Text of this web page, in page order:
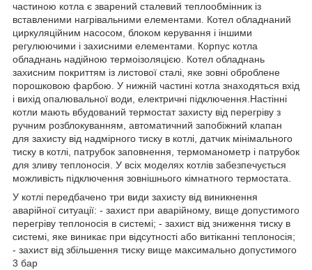
частиною котла є зварений сталевий теплообмінник із
вставленими нагрівальними елементами. Котел обладнаний
циркуляційним насосом, блоком керування і іншими
регулюючими і захисними елементами. Корпус котла
обладнань надійною термоізоляцією. Котел обладнань
захисним покриттям із листової сталі, яке зовні оброблене
порошковою фарбою. У нижній частині котла знаходяться вхід
і вихід опалювальної води, електричні підключення.Настінні
котли мають вбудований термостат захисту від перегріву з
ручним розблокуванням, автоматичний запобіжний клапан
для захисту від надмірного тиску в котлі, датчик мінімального
тиску в котлі, патрубок заповнення, термоманометр і патрубок
для зливу теплоносія. У всіх моделях котлів забезпечується
можливість підключення зовнішнього кімнатного термостата.
У котлі передбачено три види захисту від виникнення
аварійної ситуації: - захист при аварійному, вище допустимого
перегріву теплоносія в системі; - захист від зниження тиску в
системі, яке виникає при відсутності або витіканні теплоносія;
- захист від збільшення тиску вище максимально допустимого
3 бар